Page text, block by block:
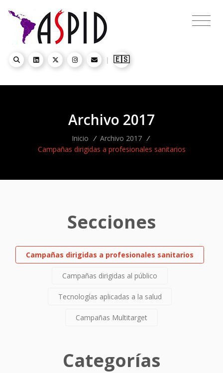
| 🇪🇸
Archivo 2017
Inicio / Archivo 2017 /
Campañas dirigidas a profesionales sanitarios
Secciones
Campañas dirigidas a profesionales sanitarios
Campañas dirigidas al público
Tecnologías aplicadas a la salud
Campañas Multitarget
Categorías